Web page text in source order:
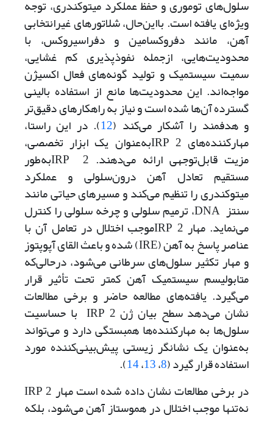
سلول‌های توموری و حفظ عملکرد میتوکندری، توجه
ویژه‌ای یافته است. با‌این‌حال، شلاتورهای غیرانتخابی
آهن، مانند دفروکسامین و دفراسیروکس، با
محدودیت‌هایی، از‌جمله نفوذپذیری کم غشایی،
سمیت سیستمیک و تولید گونه‌های فعال اکسیژن
مواجه‌اند. این محدودیت‌ها مانع از استفاده بالینی
گسترده آن‌ها شده است و نیاز به راهکارهای دقیق‌تر
و هدفمند را آشکار می‌کند (12). در این راستا،
مهارکننده‌های 2 IRPبه‌عنوان یک ابزار تخصصی،
مزیت قابل‌توجهی ارائه می‌دهند. 2 IRPبه‌طور
مستقیم تعادل آهن درون‌سلولی و عملکرد
میتوکندری را تنظیم می‌کند و مسیرهای حیاتی مانند
سنتز DNA، ترمیم سلولی و چرخه سلولی را کنترل
می‌نماید. مهار 2 IRPموجب اختلال در تعامل آن با
عناصر پاسخ به آهن (IRE) شده و باعث القای آپوپتوز
و مهار تکثیر سلول‌های سرطانی می‌شود، در‌حالی‌که
متابولیسم سیستمیک آهن کمتر تحت تأثیر قرار
می‌گیرد. یافته‌های مطالعه حاضر و برخی مطالعات
نشان می‌دهد سطح بیان ژن 2 IRP با حساسیت
سلول‌ها به مهارکننده‌ها همبستگی دارد و می‌تواند
به‌عنوان یک نشانگر زیستی پیش‌بینی‌کننده مورد
استفاده قرار گیرد (8،13،14
).
در برخی مطالعات نشان داده شده است مهار 2 IRP
نه‌تنها موجب اختلال در هموستاز آهن می‌شود، بلکه